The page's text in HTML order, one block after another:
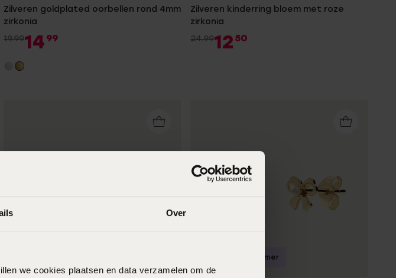
Over
we cookies plaatsen en data verzamelen om de
Zilveren goldplated oorbellen rond 4mm
zirkonia
19.9914 99
Zilveren kinderring bloem met roze
zirkonia
24.9912 50
Duurzamer